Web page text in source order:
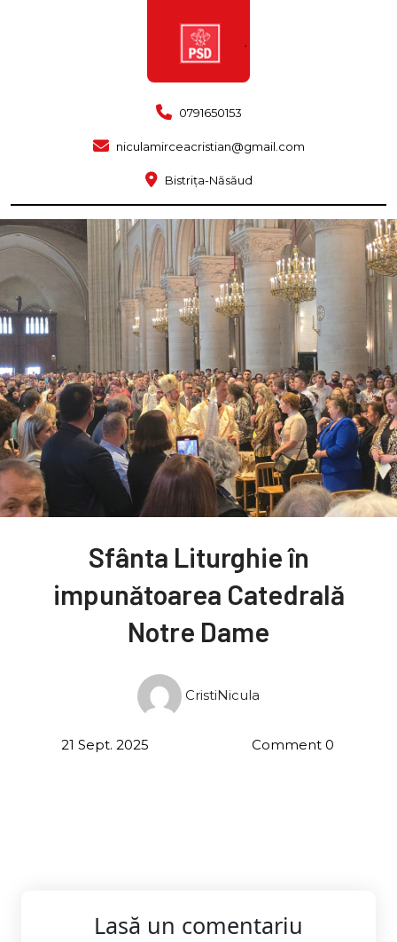
0791650153
niculamirceacristian@gmail.com
Bistrița-Năsăud
Sfânta Liturghie în
impunătoarea Catedrală
Notre Dame
CristiNicula
21 Sept. 2025 Comment 0
Lasă un comentariu